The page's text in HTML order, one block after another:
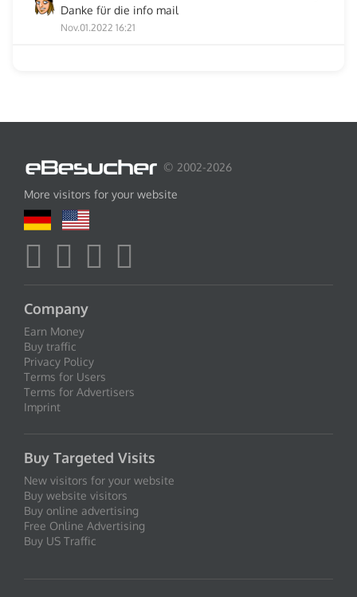
Danke für die info mail
Nov.01.2022 16:21
© 2002-2026
More visitors for your website
Company
Earn Money
Buy traffic
Privacy Policy
Terms for Users
Terms for Advertisers
Imprint
Buy Targeted Visits
New visitors for your website
Buy website visitors
Buy online advertising
Free Online Advertising
Buy US Traffic